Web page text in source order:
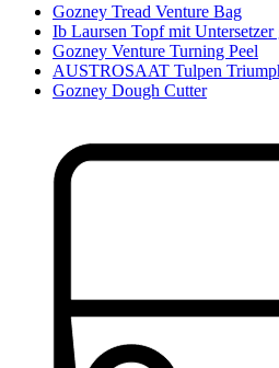
Gozney Tread Venture Bag
Ib Laursen Topf mit Untersetzer
Gozney Venture Turning Peel
AUSTROSAAT Tulpen
Gozney Dough Cutter